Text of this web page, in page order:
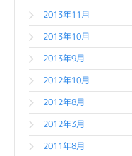
2013年11月
2013年10月
2013年9月
2012年10月
2012年8月
2012年3月
2011年8月